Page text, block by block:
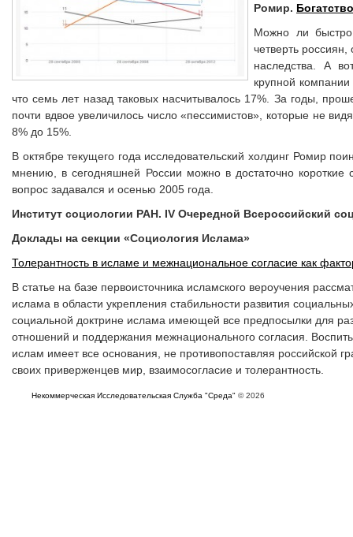
Ромир.
Можно ли быстро
четверть
наследства. А
крупной
что семь лет назад таковых насчитывалось 17%. За годы,
почти вдвое увеличилось число «пессимистов», которые не
8% до 15%.
В октябре текущего года исследовательский холдинг Ромир
мнению, в сегодняшней России можно в достаточно короткие
вопрос задавался и осенью 2005 года.
Институт социологии РАН. IV Очередной Всероссийский
Доклады на секции «Социология Ислама»
Толерантность в исламе и межнациональное согласие как
В статье на базе первоисточника исламского вероучения
ислама в области укрепления стабильности развития
социальной доктрине ислама имеющей все предпосылки для
отношений и поддержания межнационального согласия.
ислам имеет все основания, не противопоставляя российской
своих приверженцев мир, взаимосогласие и толерантность.
Некоммерческая Исследовательская Служба "Среда" © 2026